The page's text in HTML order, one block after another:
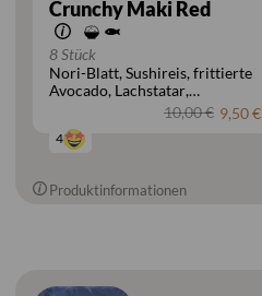
Crunchy Maki Red
8 Stück
Nori-Blatt Sushireis frittierte
Avocado Lachstatar
10,00 € 9,50 €
4
Produktinformationen